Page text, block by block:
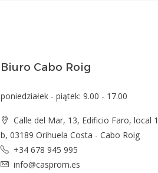
Biuro Cabo Roig
poniedziałek - piątek: 9.00 - 17.00
Calle del Mar, 13, Edificio Faro, local
b, 03189 Orihuela Costa - Cabo Roig
+34 678 945 995
info@casprom.es